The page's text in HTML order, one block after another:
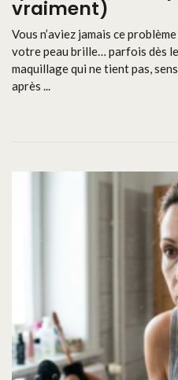
vraiment)
Vous n’aviez jamais ce
votre peau brille… parfois dès
maquillage qui ne tient pas,
après ...